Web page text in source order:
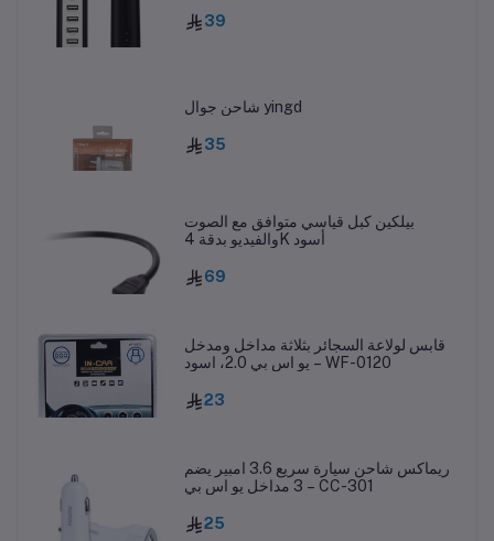
39
شاحن جوال yingd
35
بيلكين كبل قياسي متوافق مع الصوت
والفيديو بدقة 4K أسود
69
قابس لولاعة السجائر بثلاثة مداخل ومدخل
يو اس بي 2.0، اسود – WF-0120
23
ريماكس شاحن سيارة سريع 3.6 امبير يضم
3 مداخل يو اس بي – CC-301
25